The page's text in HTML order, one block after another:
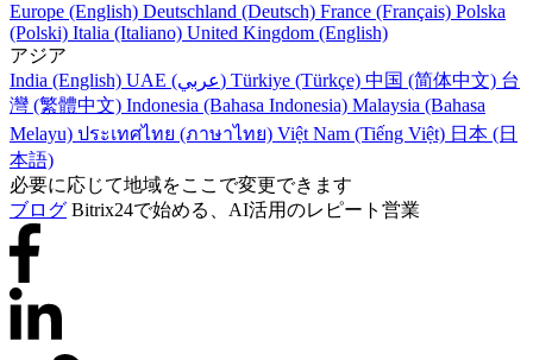
Europe (English) Deutschland (Deutsch) France (Français) Polska
(Polski) Italia (Italiano) United Kingdom (English)
アジア
India (English)
UAE (عربي) Türkiye (Türkçe) 中国 (简体中文) 台
灣 (繁體中文) Indonesia (Bahasa Indonesia) Malaysia (Bahasa
Melayu) ประเทศไทย (ภาษาไทย) Việt Nam (Tiếng Việt) 日本 (日
本語)
必要に応じて地域をここで変更できます
ブログ Bitrix24で始める、AI活用のレピート営業